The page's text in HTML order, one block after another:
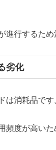
進行するため
劣化
は消耗品です
頻度が高い